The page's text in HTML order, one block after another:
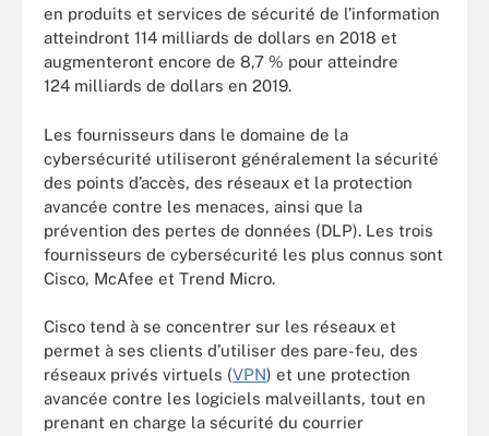
en produits et services de sécurité de l’information
atteindront 114 milliards de dollars en 2018 et
augmenteront encore de 8,7 % pour atteindre
124 milliards de dollars en 2019.
Les fournisseurs dans le domaine de la
cybersécurité utiliseront généralement la sécurité
des points d’accès, des réseaux et la protection
avancée contre les menaces, ainsi que la
prévention des pertes de données (DLP). Les trois
fournisseurs de cybersécurité les plus connus sont
Cisco, McAfee et Trend Micro.
Cisco tend à se concentrer sur les réseaux et
permet à ses clients d’utiliser des pare-feu, des
réseaux privés virtuels (VPN) et une protection
avancée contre les logiciels malveillants, tout en
prenant en charge la sécurité du courrier